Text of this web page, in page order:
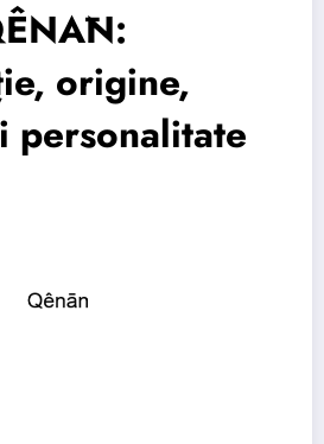
origine,
personalitate